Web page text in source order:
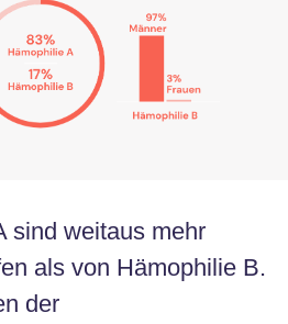
sind weitaus mehr
als von Hämophilie B.
der